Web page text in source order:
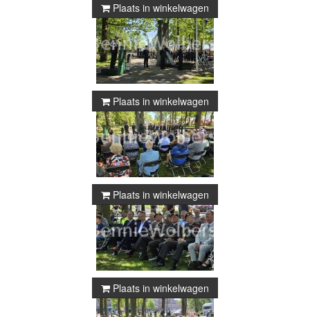
Plaats in winkelwagen
Plaats in winkelwagen
Plaats in winkelwagen
Plaats in winkelwagen